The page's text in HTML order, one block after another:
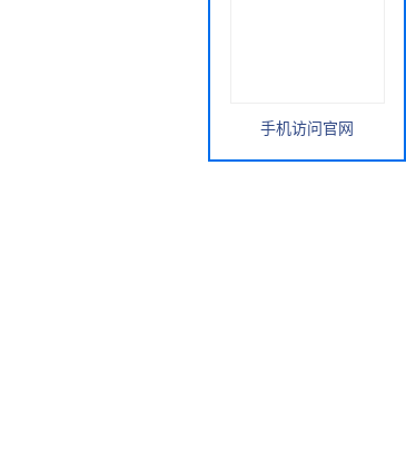
手机访问官网